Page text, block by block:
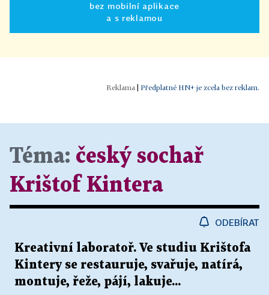
bez mobilní aplikace
a s reklamou
Předplatné HN+ je zcela bez reklam.
Téma: český sochař
Krištof Kintera
ODEBÍRAT
Kreativní laboratoř. Ve studiu Krištofa
Kintery se restauruje, svařuje, natírá,
montuje, řeže, pájí, lakuje...